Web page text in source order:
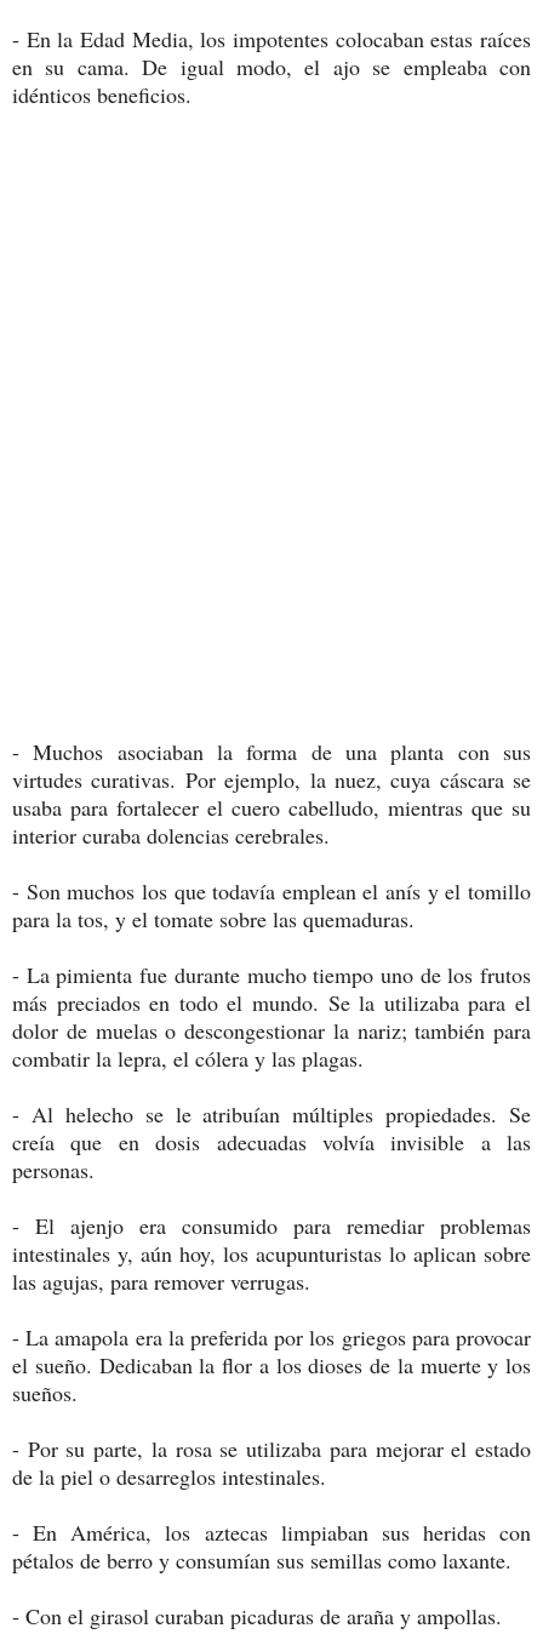
- En la Edad Media, los impotentes colocaban estas raíces
en su cama. De igual modo, el ajo se empleaba con
idénticos beneficios.
- Muchos asociaban la forma de una planta con sus
virtudes curativas. Por ejemplo, la nuez, cuya cáscara se
usaba para fortalecer el cuero cabelludo, mientras que su
interior curaba dolencias cerebrales.
- Son muchos los que todavía emplean el anís y el tomillo
para la tos, y el tomate sobre las quemaduras.
- La pimienta fue durante mucho tiempo uno de los frutos
más preciados en todo el mundo. Se la utilizaba para el
dolor de muelas o descongestionar la nariz; también para
combatir la lepra, el cólera y las plagas.
- Al helecho se le atribuían múltiples propiedades. Se
creía que en dosis adecuadas volvía invisible a las
personas.
- El ajenjo era consumido para remediar problemas
intestinales y, aún hoy, los acupunturistas lo aplican sobre
las agujas, para remover verrugas.
- La amapola era la preferida por los griegos para provocar
el sueño. Dedicaban la flor a los dioses de la muerte y los
sueños.
- Por su parte, la rosa se utilizaba para mejorar el estado
de la piel o desarreglos intestinales.
- En América, los aztecas limpiaban sus heridas con
pétalos de berro y consumían sus semillas como laxante.
- Con el girasol curaban picaduras de araña y ampollas.